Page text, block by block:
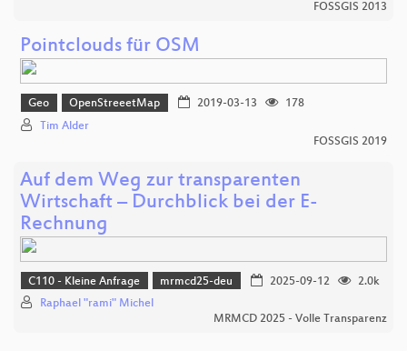
FOSSGIS 2013
Pointclouds für OSM
Geo OpenStreeetMap 2019-03-13
178
Tim Alder
FOSSGIS 2019
Auf dem Weg zur transparenten
Wirtschaft – Durchblick bei der E-
Rechnung
C110 - Kleine Anfrage mrmcd25-deu 2025-09-12
2.0k
Raphael "rami" Michel
MRMCD 2025 - Volle Transparenz